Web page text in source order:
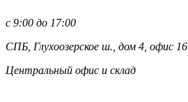
с 9:00 до 17:00
СПБ, Глухоозерское ш., дом 4, офис 16
Центральный офис и склад